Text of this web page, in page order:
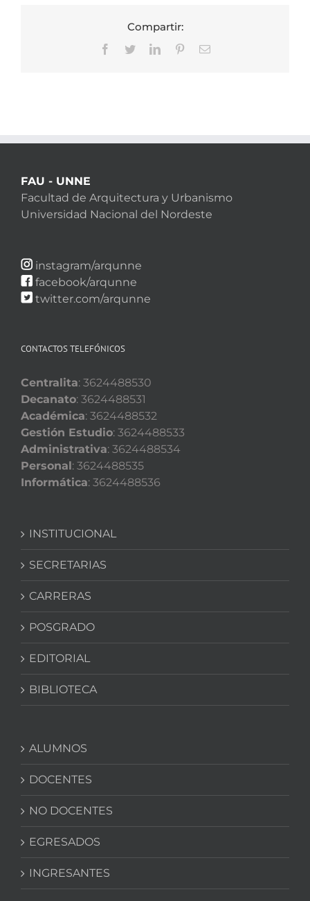
Compartir:
Facebook
TwitterLinkedInPinterestCorreo
FAU - UNNE
Facultad de Arquitectura y Urbanismo
Universidad Nacional del Nordeste
instagram/arqunne
facebook/arqunne
twitter.com/arqunne
CONTACTOS TELEFÓNICOS
Centralita: 3624488530
Decanato: 3624488531
Académica: 3624488532
Gestión Estudio: 3624488533
Administrativa: 3624488534
Personal: 3624488535
Informática: 3624488536
INSTITUCIONAL
SECRETARIAS
CARRERAS
POSGRADO
EDITORIAL
BIBLIOTECA
ALUMNOS
DOCENTES
NO DOCENTES
EGRESADOS
INGRESANTES